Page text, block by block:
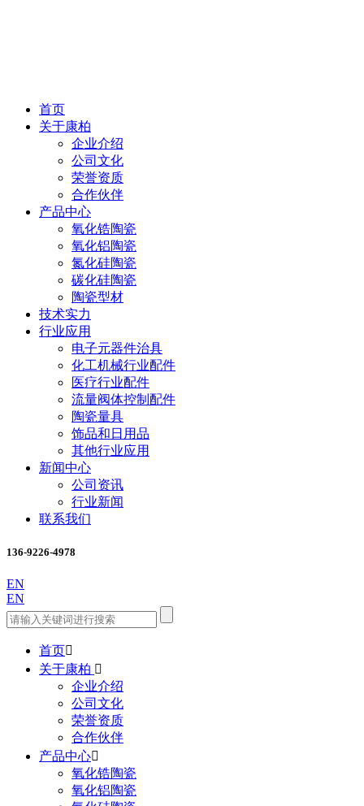
首页
关于康柏
企业介绍
公司文化
荣誉资质
合作伙伴
产品中心
氧化锆陶瓷
氧化铝陶瓷
氮化硅陶瓷
碳化硅陶瓷
陶瓷型材
技术实力
行业应用
电子元器件治具
化工机械行业配件
医疗行业配件
流量阀体控制配件
陶瓷量具
饰品和日用品
其他行业应用
新闻中心
公司资讯
行业新闻
联系我们
136-9226-4978
EN
EN
首页
关于康柏 
企业介绍
公司文化
荣誉资质
合作伙伴
产品中心
氧化锆陶瓷
氧化铝陶瓷